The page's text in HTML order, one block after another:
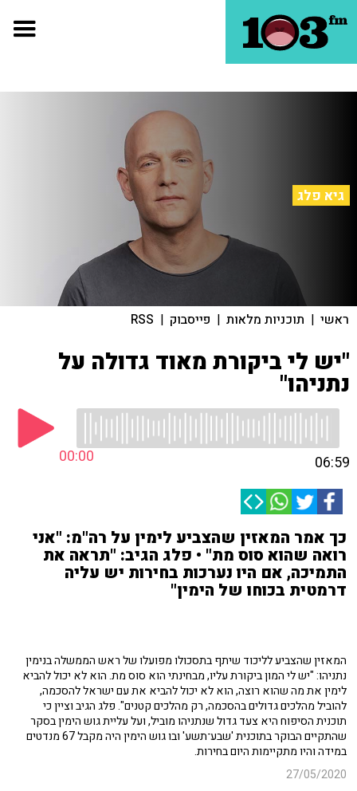
גיא פלג
ראשי | תוכניות מלאות | פייסבוק |
RSS
"יש לי ביקורת מאוד גדולה על
נתניהו"
00:00 06:59
כך אמר המאזין שהצביע לימין על רה"מ: "אני
רואה שהוא סוס מת" • פלג הגיב: "תראה את
התמיכה, אם היו נערכות בחירות יש עליה
דרמטית בכוחו של הימין"
המאזין שהצביע לליכוד שיתף בתסכולו מפועלו של ראש הממשלה בנימין
נתניהו: "יש לי המון ביקורת עליו, מבחינתי הוא סוס מת. הוא לא יכול להביא
לימין את מה שהוא רוצה, הוא לא יכול להביא את עם ישראל להסכמה,
להוביל מהלכים גדולים בהסכמה, רק מהלכים קטנים". פלג הגיב וציין כי
תוכנית הסיפוח היא צעד גדול שנתניהו מוביל, ועל עליית גוש הימין בסקר
שהתקיים הבוקר בתוכנית 'שבע־תשע' ובו גוש הימין היה מקבל 67 מנדטים
במידה והיו מתקיימות היום בחירות.
27/05/2020